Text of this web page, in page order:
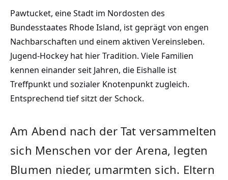
Pawtucket, eine Stadt im Nordosten des
Bundesstaates Rhode Island, ist geprägt von engen
Nachbarschaften und einem aktiven Vereinsleben.
Jugend-Hockey hat hier Tradition. Viele Familien
kennen einander seit Jahren, die Eishalle ist
Treffpunkt und sozialer Knotenpunkt zugleich.
Entsprechend tief sitzt der Schock.
Am Abend nach der Tat versammelten
sich Menschen vor der Arena, legten
Blumen nieder, umarmten sich. Eltern